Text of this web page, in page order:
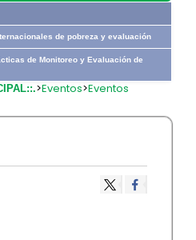
de pobreza y evaluación
de Monitoreo y Evaluación de
>Eventos>Eventos